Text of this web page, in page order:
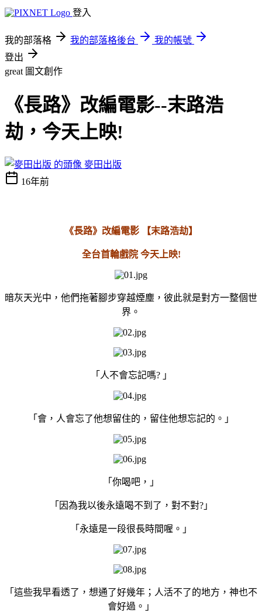
登入
我的部落格 我的部落格後台
我的帳號
登出
great 圖文創作
《長路》改編電影--末路浩
劫，今天上映!
麥田出版
16年前
《長路》改編電影 【末路浩劫】
全台首輪戲院 今天上映!
暗灰天光中，他們拖著腳步穿越煙塵，彼此就是對方一整個世
界。
「人不會忘記嗎? 」
「會，人會忘了他想留住的，留住他想忘記的。」
「你喝吧，」
「因為我以後永遠喝不到了，對不對?」
「永遠是一段很長時間喔。」
「這些我早看透了，想通了好幾年；人活不了的地方，神也不
會好過。」